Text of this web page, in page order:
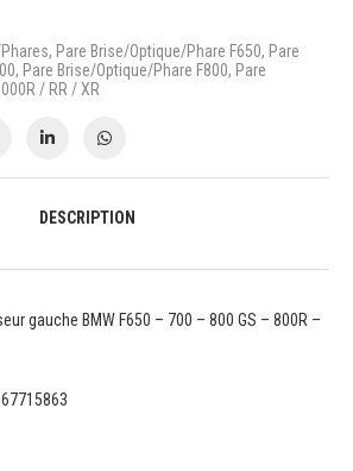
, Pare Brise/Optique/Phare F650, Pare
, Pare Brise/Optique/Phare F800, Pare
/ RR / XR
DESCRIPTION
gauche BMW F650 – 700 – 800 GS – 800R –